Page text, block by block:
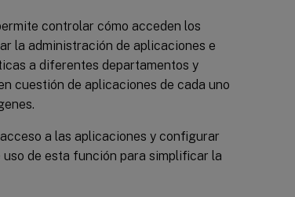
controlar cómo acceden los
la administración de aplicaciones e
a diferentes departamentos y
cuestión de aplicaciones de cada uno
a las aplicaciones y configurar
de esta función para simplificar la